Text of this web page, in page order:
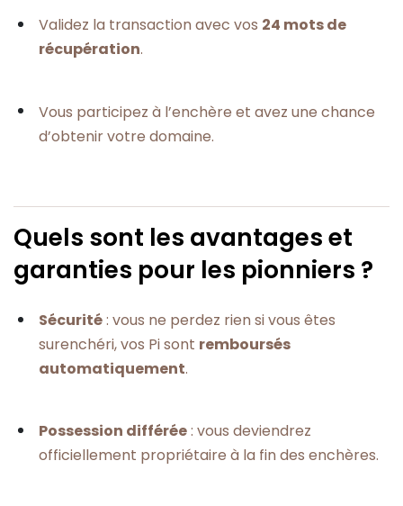
Validez la transaction avec vos 24 mots de
récupération.
Vous participez à l’enchère et avez une chance
d’obtenir votre domaine.
Quels sont les avantages et
garanties pour les pionniers ?
Sécurité: vous ne perdez rien si vous êtes
surenchéri, vos Pi sont remboursés
automatiquement.
Possession différée: vous deviendrez
officiellement propriétaire à la fin des enchères.